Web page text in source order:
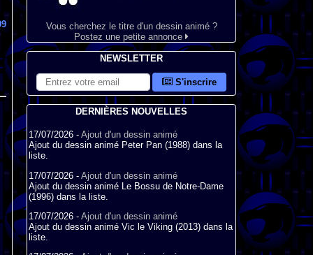
Vous cherchez le titre d'un dessin animé ?
Postez une petite annonce
NEWSLETTER
S'inscrire
DERNIÈRES NOUVELLES
17/07/2026 - Ajout d'un dessin animé
Ajout du dessin animé Peter Pan (1988) dans la
liste.
17/07/2026 - Ajout d'un dessin animé
Ajout du dessin animé Le Bossu de Notre-Dame
(1996) dans la liste.
17/07/2026 - Ajout d'un dessin animé
Ajout du dessin animé Vic le Viking (2013) dans la
liste.